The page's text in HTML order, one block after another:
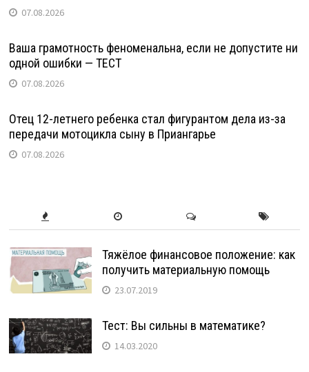
07.08.2026
Ваша грамотность феноменальна, если не допустите ни
одной ошибки — ТЕСТ
07.08.2026
Отец 12-летнего ребенка стал фигурантом дела из-за
передачи мотоцикла сыну в Приангарье
07.08.2026
Тяжёлое финансовое положение: как
получить материальную помощь
23.07.2019
Тест: Вы сильны в математике?
14.03.2020